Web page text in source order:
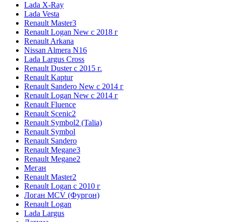
Lada X-Ray
Lada Vesta
Renault Master3
Renault Logan New с 2018 г
Renault Arkana
Nissan Almera N16
Lada Largus Cross
Renault Duster с 2015 г.
Renault Kaptur
Renault Sandero New с 2014 г
Renault Logan New с 2014 г
Renault Fluence
Renault Scenic2
Renault Symbol2 (Talia)
Renault Symbol
Renault Sandero
Renault Megane3
Renault Megane2
Меган
Renault Master2
Renault Logan c 2010 г
Логан МСV (Фургон)
Renault Logan
Lada Largus